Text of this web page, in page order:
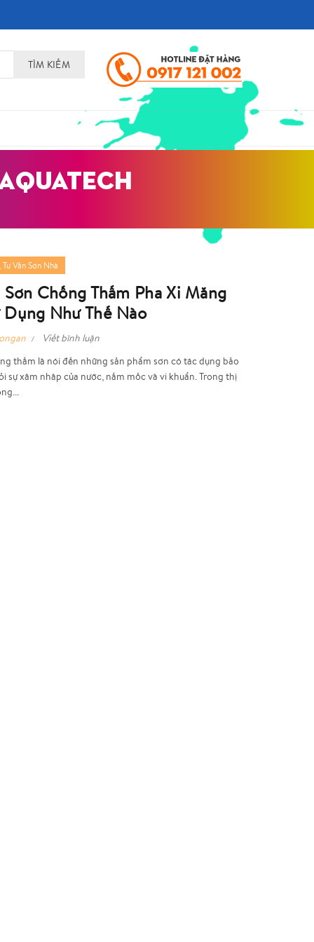
TÌM KIẾM
, Tư Vấn Sơn Nhà
Chống Thấm Pha Xi Măng
Như Thế Nào
Viết bình luận
thấm là nói đến những sản phẩm sơn có tác dụng bảo
sự xâm nhâp của nước, nấm mốc và vi khuẩn. Trong thị